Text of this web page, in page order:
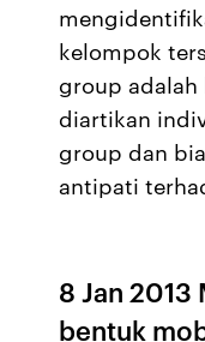
kelompok
group adalah
diartikan
group dan
antipati
8 Jan 2013
bentuk